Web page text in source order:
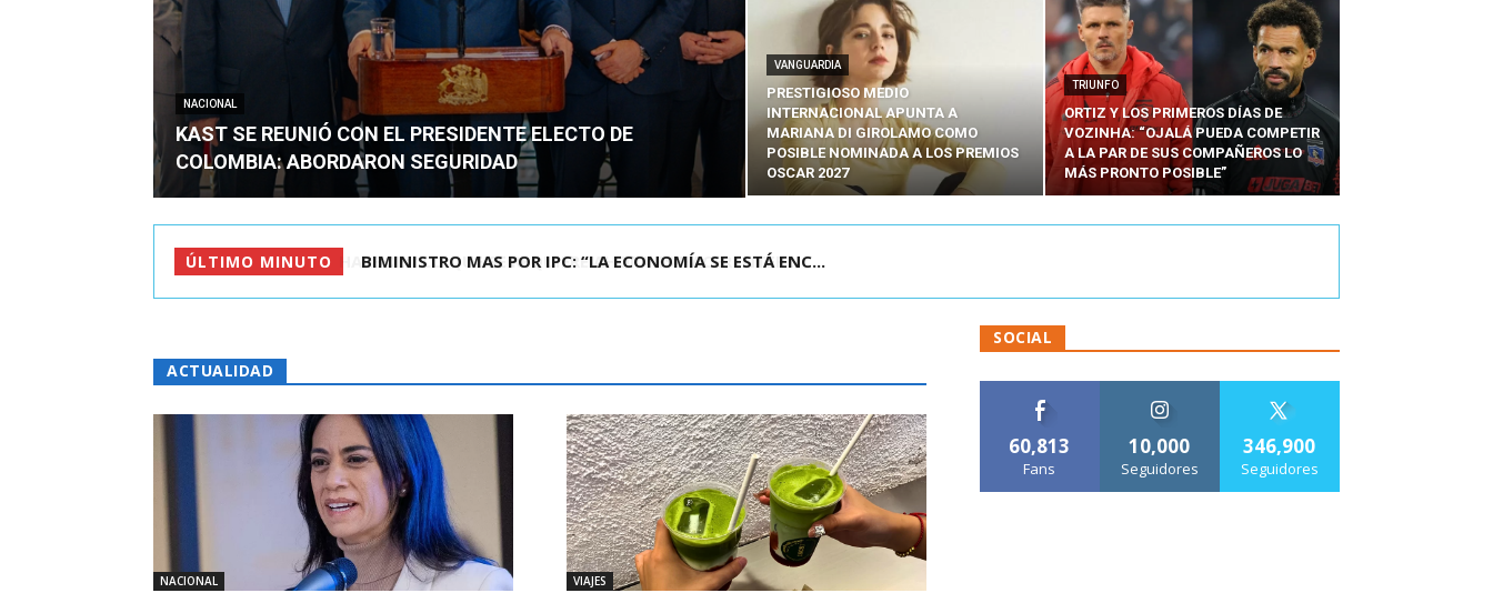
NACIONAL
KAST SE REUNIÓ CON EL PRESIDENTE ELECTO DE
COLOMBIA: ABORDARON SEGURIDAD
VANGUARDIA
PRESTIGIOSO MEDIO
INTERNACIONAL APUNTA A
MARIANA DI GIROLAMO COMO
POSIBLE NOMINADA A LOS PREMIOS
OSCAR 2027
TRIUNFO
ORTIZ Y LOS PRIMEROS DÍAS DE
VOZINHA: “OJALÁ PUEDA COMPETIR
A LA PAR DE SUS COMPAÑEROS LO
MÁS PRONTO POSIBLE”
ÚLTIMO MINUTO BIMINISTRO MAS POR IPC: “LA ECONOMÍA SE ESTÁ ENC...
ACTUALIDAD
NACIONAL VIAJES
SOCIAL
60,813
Fans
10,000
Seguidores
346,900
Seguidores